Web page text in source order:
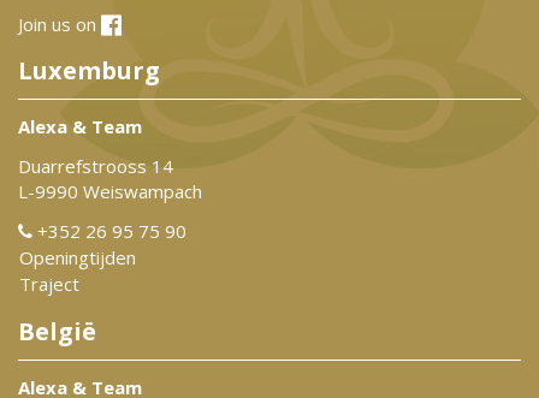
Join us on
Luxemburg
Alexa & Team
Duarrefstrooss 14
L-9990 Weiswampach
+352 26 95 75 90
Openingtijden
Traject
België
Alexa & Team